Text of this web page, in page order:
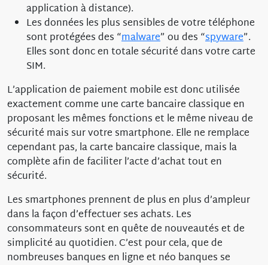
application à distance).
Les données les plus sensibles de votre téléphone
sont protégées des “malware” ou des “spyware”.
Elles sont donc en totale sécurité dans votre carte
SIM.
L’application de paiement mobile est donc utilisée
exactement comme une carte bancaire classique en
proposant les mêmes fonctions et le même niveau de
sécurité mais sur votre smartphone. Elle ne remplace
cependant pas, la carte bancaire classique, mais la
complète afin de faciliter l’acte d’achat tout en
sécurité.
Les smartphones prennent de plus en plus d’ampleur
dans la façon d’effectuer ses achats. Les
consommateurs sont en quête de nouveautés et de
simplicité au quotidien. C’est pour cela, que de
nombreuses banques en ligne et néo banques se